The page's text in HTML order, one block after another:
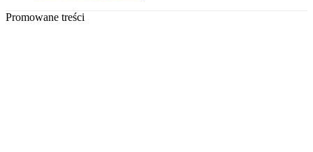
Promowane treści